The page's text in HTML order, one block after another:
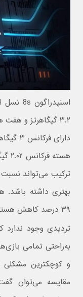
بهتری داشته باشد.
۳۹ درصد کاهش هستیم.
به‌راحتی تمامی
و کوچکترین